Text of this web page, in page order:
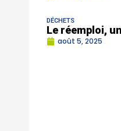
DÉCHETS
Le réemploi,
août 5, 2025